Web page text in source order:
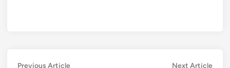
Previous ArticlePrevious
Next ArticleNext